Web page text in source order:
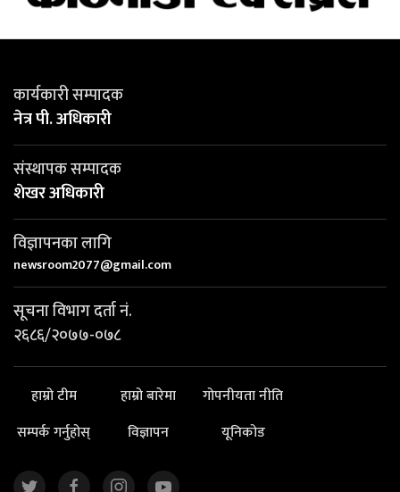
कार्यकारी सम्पादक
नेत्र पी. अधिकारी
संस्थापक सम्पादक
शेखर अधिकारी
विज्ञापनका लागि
newsroom2077@gmail.com
सूचना विभाग दर्ता नं.
२६८६/२०७७-०७८
हाम्रो टीम हाम्रो बारेमा
गोपनीयता नीति
सम्पर्क गर्नुहोस्
विज्ञापन यूनिकोड